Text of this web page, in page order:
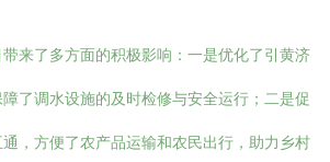
来了多方面的积极影响：一是优化了引黄济
了调水设施的及时检修与安全运行；二是促
，方便了农产品运输和农民出行，助力乡村